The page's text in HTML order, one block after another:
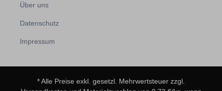
Über uns
Datenschutz
Impressum
* Alle Preise exkl. gesetzl. Mehrwertsteuer zzgl.